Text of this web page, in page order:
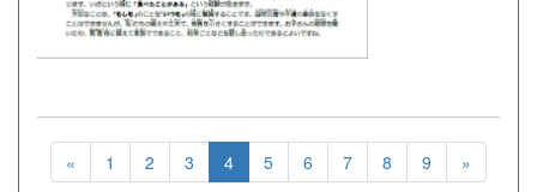
« 1 2 3 4 5 6 7 8 9 »